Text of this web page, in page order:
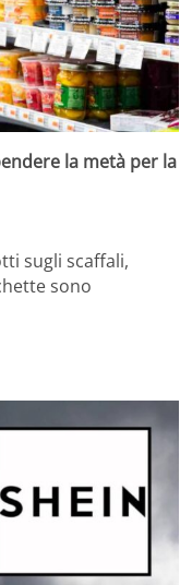
la metà per la
sugli scaffali,
sono